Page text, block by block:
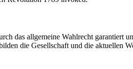
das allgemeine Wahlrecht garantiert
die Gesellschaft und die aktuellen